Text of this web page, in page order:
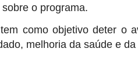
o programa.
como objetivo deter o
melhoria da saúde e